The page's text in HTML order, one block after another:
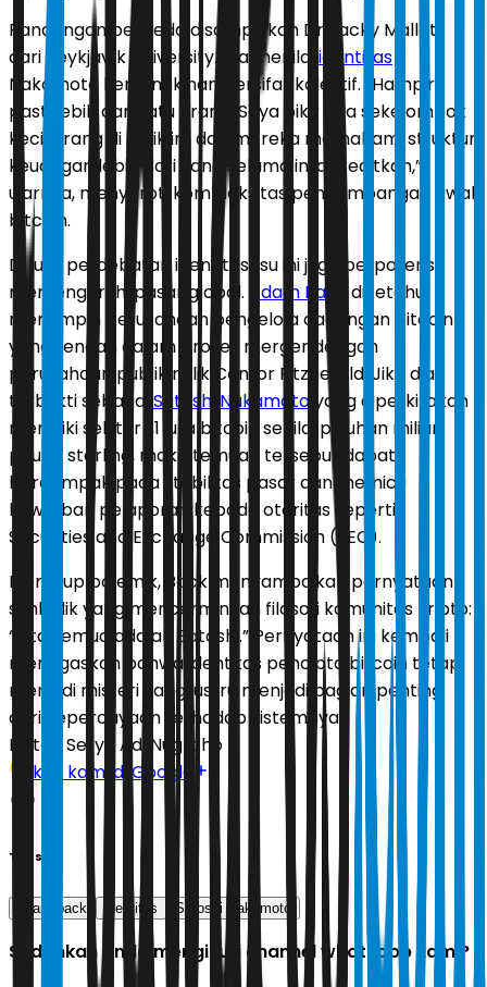
Pandangan berbeda disampaikan Dr Jacky Mallett
dari Reykjavík University. Dia menilai identitas
Nakamoto kemungkinan bersifat kolektif. “Hampir
pasti lebih dari satu orang. Saya pikir ada sekelompok
kecil orang di balik ini, dan mereka memahami struktur
keuangan lebih dari yang selama ini dikreditkan,”
ujarnya, menyoroti kompleksitas pengembangan awal
bitcoin.
Di luar perdebatan identitas, isu ini juga berpotensi
memengaruhi pasar global.
Adam Back
diketahui
memimpin perusahaan pengelola cadangan bitcoin
yang tengah dalam proses merger dengan
perusahaan publik milik Cantor Fitzgerald. Jika dia
terbukti sebagai Satoshi Nakamoto yang diperkirakan
memiliki sekitar 1,1 juta bitcoin senilai puluhan miliar
pound sterling, maka temuan tersebut dapat
berdampak pada stabilitas pasar dan memicu
kewajiban pelaporan kepada otoritas seperti
Securities and Exchange Commission (SEC).
Menutup polemik, Back menyampaikan pernyataan
simbolik yang mencerminkan filosofi komunitas kripto:
“Kita semua adalah Satoshi.” Pernyataan ini kembali
menegaskan bahwa identitas pencipta bitcoin tetap
menjadi misteri yang justru menjadi bagian penting
dari kepercayaan terhadap sistemnya.
Editor: Setyo Adi Nugroho
Ikuti kami di Google
Tags
adam back identitas Satoshi Nakamoto
Sudahkah Anda mengikuti channel whatsapp kami?